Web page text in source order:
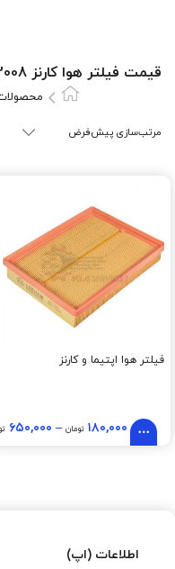
قیمت فیلتر هوا کارنز 2008
محصولات
فیلتر هوا اپتیما و کارنز
۱۸۰,۰۰۰ تومان– ۶۵۰,۰۰۰
اطلاعات (اپ)